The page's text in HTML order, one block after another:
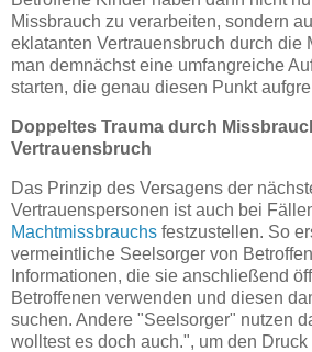
Missbrauch zu verarbeiten, sondern
eklatanten Vertrauensbruch durch die
man demnächst eine umfangreiche
starten, die genau diesen Punkt
Doppeltes Trauma durch
Vertrauensbruch
Das Prinzip des Versagens der
Vertrauenspersonen ist auch bei
Machtmissbrauchs festzustellen. So
vermeintliche Seelsorger von
Informationen, die sie anschließend
Betroffenen verwenden und diesen
suchen. Andere "Seelsorger" nutzen
wolltest es doch auch.", um den Druck